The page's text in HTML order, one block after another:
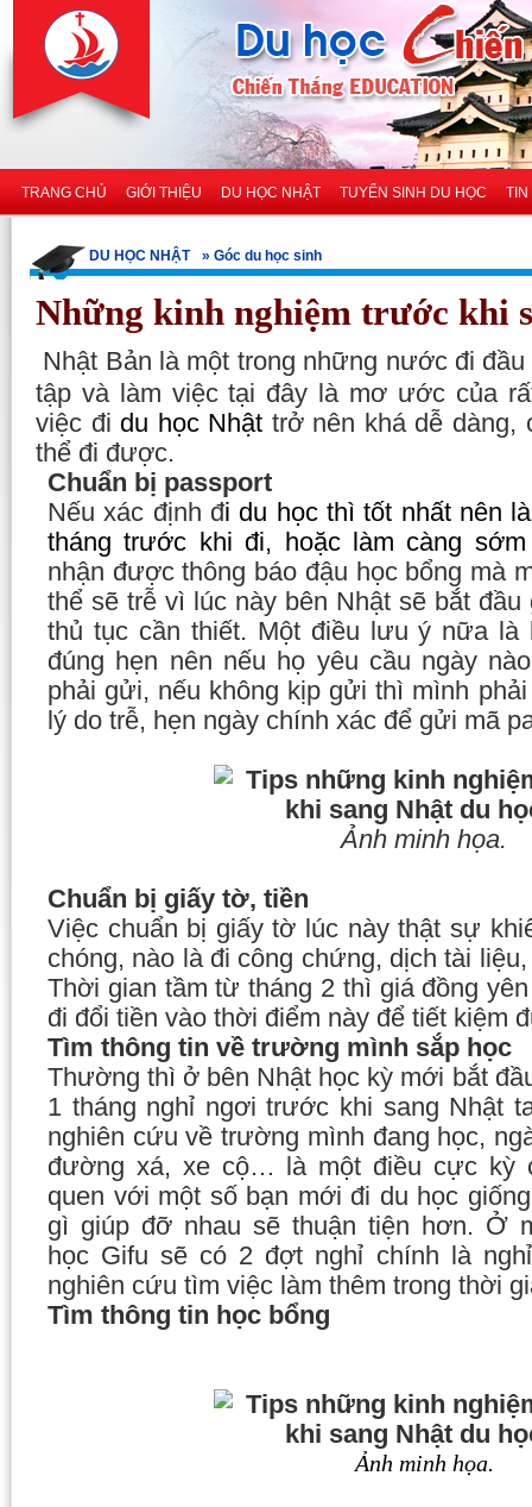
TRANG CHỦ GIỚI THIỆU DU HỌC NHẬT TUYỂN SINH DU HỌC TIN
DU HỌC NHẬT » Góc du học sinh
Những kinh nghiệm trước khi
Nhật Bản là một trong những nước đi
tập và làm việc tại đây là mơ ước của
việc đi du học Nhật trở nên khá dễ dàng,
thể đi được.
Chuẩn bị passport
Nếu xác định đi du họcthì tốt nhất nên
tháng trước khi đi, hoặc làm càng
nhận được thông báo đậu học bổng mà
thể sẽ trễ vì lúc này bên Nhật sẽ bắt
thủ tục cần thiết. Một điều lưu ý nữa
đúng hẹn nên nếu họ yêu cầu ngày
phải gửi, nếu không kịp gửi thì mình
lý do trễ, hẹn ngày chính xác để gửi mã
Ảnh minh họa.
Chuẩn bị giấy tờ, tiền
Việc chuẩn bị giấy tờ lúc này thật sự
chóng, nào là đi công chứng, dịch tài
Thời gian tầm từ tháng 2 thì giá đồng
đi đổi tiền vào thời điểm này để tiết kiệm
Tìm thông tin về trường mình sắp học
Thường thì ở bên Nhật học kỳ mới bắt
1 tháng nghỉ ngơi trước khi sang Nhật
nghiên cứu về trường mình đang học,
đường xá, xe cộ… là một điều cực kỳ
quen với một số bạn mới đi du học
gì giúp đỡ nhau sẽ thuận tiện hơn. Ở
học Gifu sẽ có 2 đợt nghỉ chính là
nghiên cứu tìm việc làm thêm trong thời
Tìm thông tin học bổng
Ảnh minh họa.